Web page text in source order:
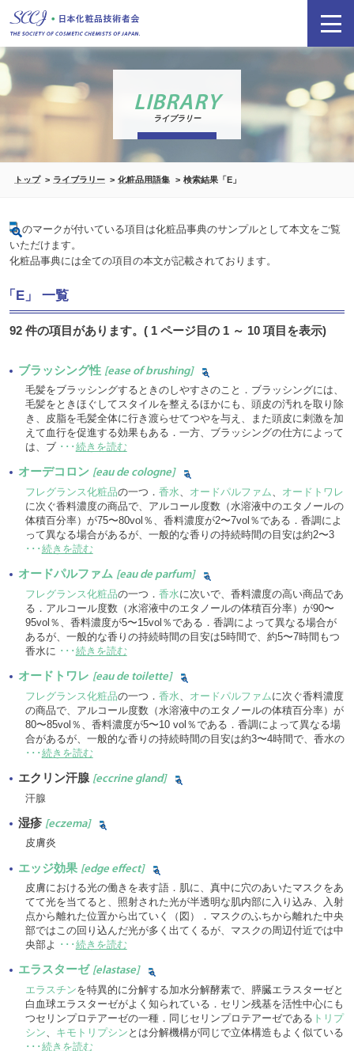
LIBRARY
ライブラリー
トップ ライブラリー 化粧品用語集 検索結果「E」
のマークが付いている項目は化粧品事典のサンプルとして本文をご覧
いただけます。
化粧品事典には全ての項目の本文が記載されております。
「E」 一覧
92 件の項目があります。( 1 ページ目の 1 ～ 10 項目を表示)
ブラッシング性 [ease of brushing]
毛髪をブラッシングするときのしやすさのこと．ブラッシングには、
毛髪をときほぐしてスタイルを整えるほかにも、頭皮の汚れを取り除
き、皮脂を毛髪全体に行き渡らせてつやを与え、また頭皮に刺激を加
えて血行を促進する効果もある．一方、ブラッシングの仕方によって
は、ブ ･･･ 続きを読む
オーデコロン [eau de cologne]
フレグランス化粧品の一つ． 香水、 オードパルファム、 オードトワレ
に次ぐ香料濃度の商品で、アルコール度数（水溶液中のエタノールの
体積百分率）が75〜80vol％、香料濃度が2〜7vol％である．香調によ
って異なる場合があるが、一般的な香りの持続時間の目安は約2〜3
･･･ 続きを読む
オードパルファム [eau de parfum]
フレグランス化粧品の一つ． 香水に次いで、香料濃度の高い商品であ
る．アルコール度数（水溶液中のエタノールの体積百分率）が90〜
95vol％、香料濃度が5〜15vol％である．香調によって異なる場合が
あるが、一般的な香りの持続時間の目安は5時間で、約5〜7時間もつ
香水に ･･･ 続きを読む
オードトワレ [eau de toilette]
フレグランス化粧品の一つ． 香水 オードパルファム に次ぐ香料濃度
の商品で、アルコール度数（水溶液中のエタノールの体積百分率）が
80〜85vol％、香料濃度が5〜10 vol％である．香調によって異なる場
合があるが、一般的な香りの持続時間の目安は約3〜4時間で、香水の
･･･ 続きを読む
エクリン汗腺 [eccrine gland]
汗腺
湿疹 [eczema]
皮膚炎
エッジ効果 [edge effect]
皮膚における光の働きを表す語．肌に、真中に穴のあいたマスクをあ
てて光を当てると、照射された光が半透明な肌内部に入り込み、入射
点から離れた位置から出ていく（図）．マスクのふちから離れた中央
部ではこの回り込んだ光が多く出てくるが、マスクの周辺付近では中
央部よ ･･･ 続きを読む
エラスターゼ [elastase]
エラスチンを特異的に分解する加水分解酵素で、膵臓エラスターゼと
白血球エラスターゼがよく知られている．セリン残基を活性中心にも
つセリンプロテアーゼの一種．同じセリンプロテアーゼである トリプ
シン、 キモトリプシン とは分解機構が同じで立体構造もよく似ている
･･･ 続きを読む